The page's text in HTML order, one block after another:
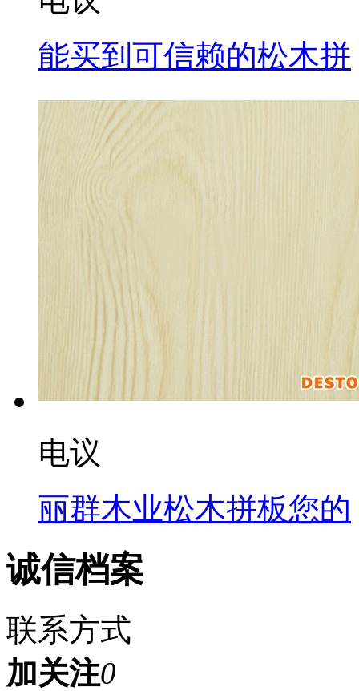
能买到可信赖的松木拼
电议
丽群木业松木拼板您的
诚信档案
联系方式
加关注0